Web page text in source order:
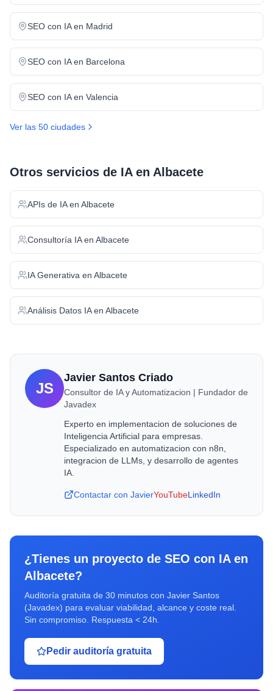
SEO con IAen Madrid
SEO con IAen Barcelona
SEO con IAen Valencia
Ver las 50 ciudades
Otros servicios de IA en Albacete
APIs de IAen Albacete
Consultoría IAen Albacete
IA Generativa en Albacete
Análisis Datos IAen Albacete
JS
Javier Santos Criado
Consultor de IA y Automatizacion | Fundador de
Javadex
Experto en implementacion de soluciones de
Inteligencia Artificial para empresas.
Especializado en automatizacion con n8n,
integracion de LLMs, y desarrollo de agentes
IA.
Contactar con JavierYouTubeLinkedIn
¿Tienes un proyecto de SEO con IAen
Albacete?
Auditoría gratuita de 30 minutos con Javier Santos
(Javadex) para evaluar viabilidad, alcance y coste real.
Sin compromiso. Respuesta < 24h.
Pedir auditoría gratuita